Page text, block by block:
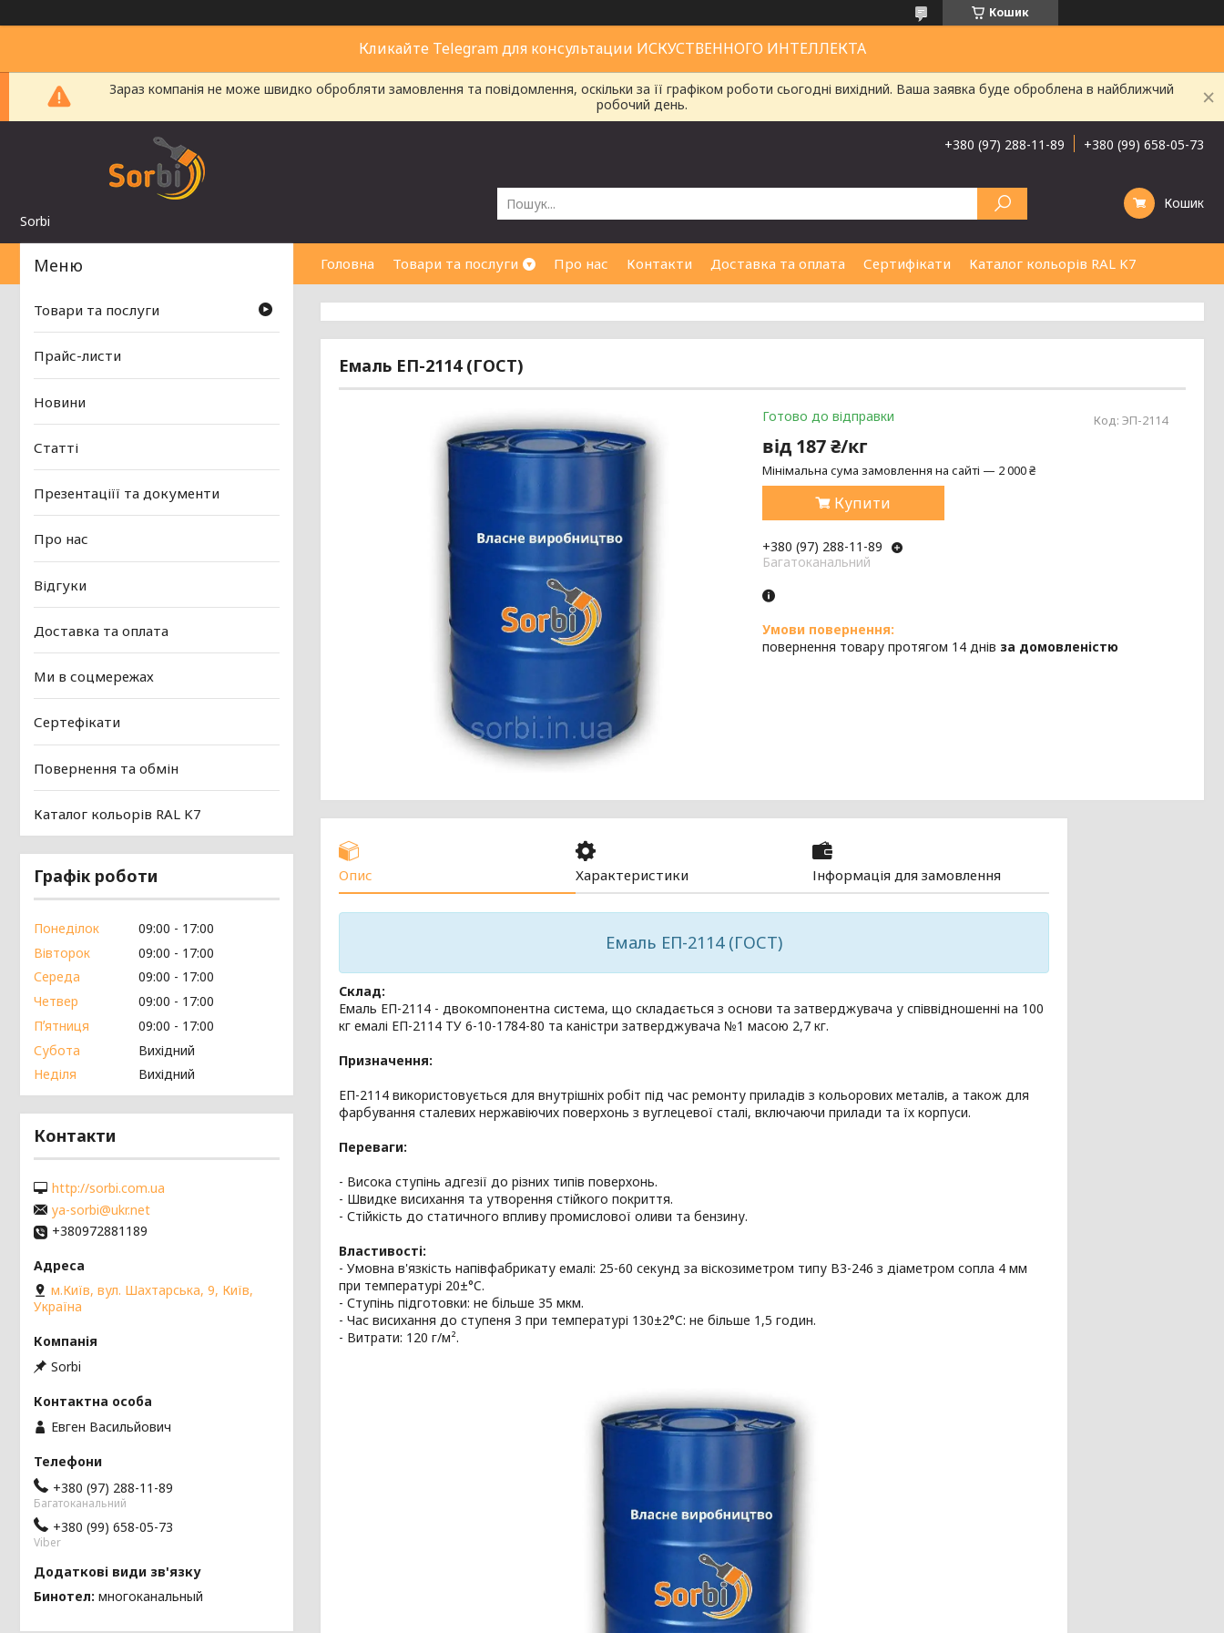
Кошик
Кликайте Telegram для консультации ИСКУСТВЕННОГО ИНТЕЛЛЕКТА
Зараз компанія не може швидко обробляти замовлення та повідомлення, оскільки за її графіком роботи сьогодні вихідний. Ваша заявка буде оброблена в найближчий
робочий день.
Sorbi
+380 (97) 288-11-89 +380 (99) 658-05-73
Кошик
Головна Товари та послуги Про нас Контакти Доставка та оплата Сертифікати Каталог кольорів RAL K7
Емаль ЕП-2114 (ГОСТ)
Готово до відправки Код:ЭП-2114
від 187 ₴/кг
Мінімальна сума замовлення на сайті — 2 000 ₴
Купити
+380 (97) 288-11-89
Багатоканальний
повернення товару протягом 14 днів за домовленістю
Опис Характеристики Інформація для замовлення
Емаль ЕП-2114 (ГОСТ)
Склад:
Емаль ЕП-2114 - двокомпонентна система, що складається з основи та затверджувача у співвідношенні на 100
кг емалі ЕП-2114 ТУ 6-10-1784-80 та каністри затверджувача №1 масою 2,7 кг.
Призначення:
ЕП-2114 використовується для внутрішніх робіт під час ремонту приладів з кольорових металів, а також для
фарбування сталевих нержавіючих поверхонь з вуглецевої сталі, включаючи прилади та їх корпуси.
Переваги:
- Висока ступінь адгезії до різних типів поверхонь.
- Швидке висихання та утворення стійкого покриття.
- Стійкість до статичного впливу промислової оливи та бензину.
Властивості:
- Умовна в'язкість напівфабрикату емалі: 25-60 секунд за віскозиметром типу В3-246 з діаметром сопла 4 мм
при температурі 20±°C.
- Ступінь підготовки: не більше 35 мкм.
- Час висихання до ступеня 3 при температурі 130±2°C: не більше 1,5 годин.
- Витрати: 120 г/м².
Товари та послуги
Прайс-листи
Новини
Статті
Презентаціїї та документи
Про нас
Відгуки
Доставка та оплата
Ми в соцмережах
Сертефікати
Повернення та обмін
Каталог кольорів RAL K7
Графік роботи
Понеділок 09:00
17:00
Вівторок
09:00
17:00
Середа
09:00
17:00
Четвер
09:00
17:00
Пʼятниця
09:00
17:00
Субота
Вихідний
Неділя
Вихідний
Контакти
http://sorbi.com.ua
ya-sorbi@ukr.net
+380972881189
м.Київ, вул. Шахтарська, 9, Київ,
Україна
Sorbi
Евген Васильйович
+380 (97) 288-11-89
Багатоканальний
+380 (99) 658-05-73
Viber
Бинотел многоканальный